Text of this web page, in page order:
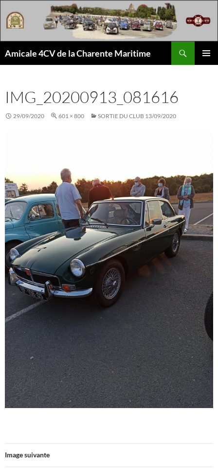
au
contenu
Amicale 4CV de la Charente Maritime
IMG_20200913_081616
29/09/2020 601 × 800 SORTIE DU CLUB 13/09/2020
Image suivante